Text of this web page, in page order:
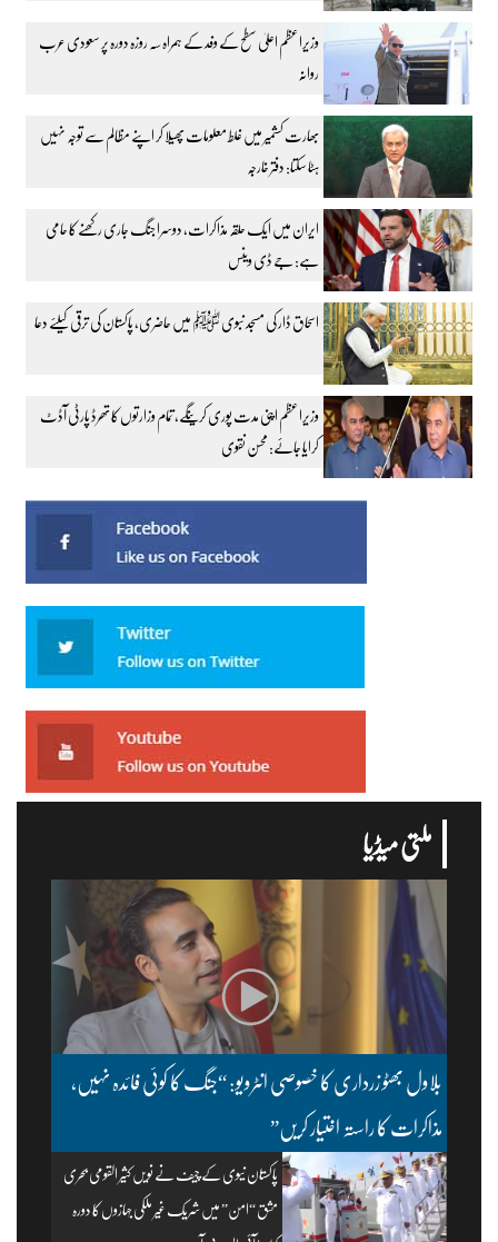
وزیراعظم اعلیٰ سطح کے وفد کے ہمراہ سہ روزہ دورہ پر سعودی عرب
روانہ
بھارت کشمیر میں غلط معلومات پھیلا کر اپنے مظالم سے توجہ نہیں
ہٹا سکتا: دفتر خارجہ
ایران میں ایک حلقہ مذاکرات، دوسرا جنگ جاری رکھنے کا حامی
ہے: جے ڈی وینس
اسحاق ڈار کی مسجد نبوی ﷺ میں حاضری، پاکستان کی ترقی کیلئے دعا
وزیراعظم اپنی مدت پوری کرینگے، تمام وزارتوں کا تھرڈ پارٹی آڈٹ
کرایا جائے: محسن نقوی
ملتی میڈیا
بلاول بھٹو زرداری کا خصوصی انٹرویو: “جنگ کا کوئی فائدہ نہیں،
مذاکرات کا راستہ اختیار کریں”
پاکستان نیوی کے چیف نے نویں کثیر القومی بحری
مشق “امن” میں شریک غیر ملکی جہازوں کا دورہ